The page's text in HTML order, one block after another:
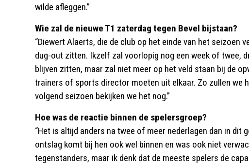
wilde afleggen.”
Wie zal de nieuwe T1 zaterdag tegen Bevel bijstaan?
“Diewert Alaerts, die de club op het einde van het seizoen
dug-out zitten. Ikzelf zal voorlopig nog een week of twee,
blijven zitten, maar zal niet meer op het veld staan bij de
trainers of sports director moeten uit elkaar. Zo zullen we
volgend seizoen bekijken we het nog.”
Hoe was de reactie binnen de spelersgroep?
“Het is altijd anders na twee of meer nederlagen dan in dit
ontslag komt bij hen ook wel binnen en was ook niet
tegenstanders, maar ik denk dat de meeste spelers de